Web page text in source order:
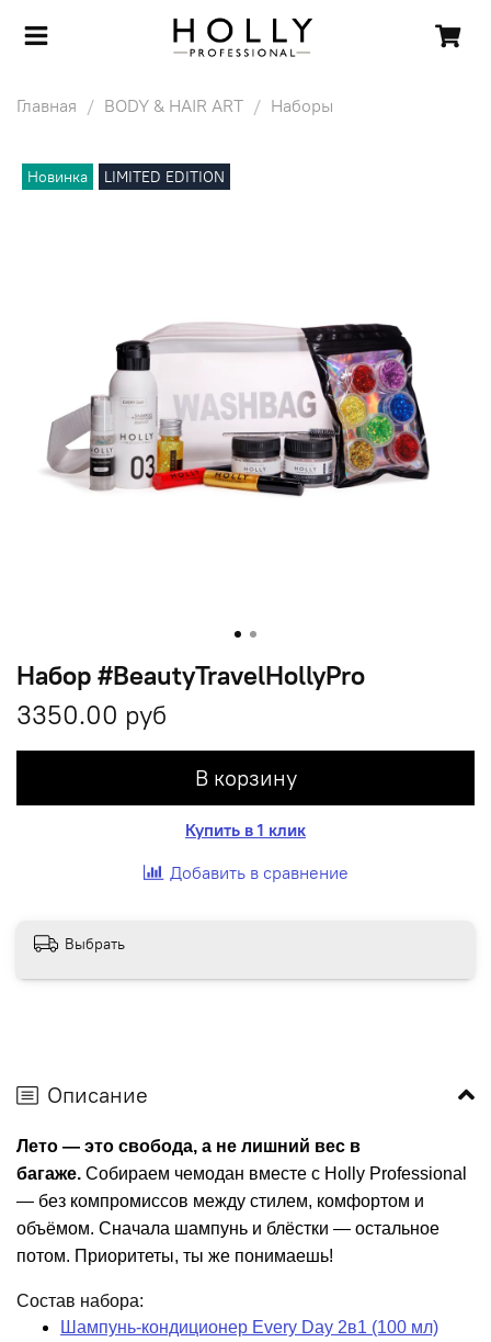
Главная BODY & HAIR ART Наборы
Новинка LIMITED EDITION
Набор #BeautyTravelHollyPro
3350.00 руб
В корзину
Купить в 1 клик
Добавить в сравнение
Выбрать
Описание
Лето — это свобода, а не лишний вес в
багаже. Собираем чемодан вместе с Holly Professional
— без компромиссов между стилем, комфортом и
объёмом. Сначала шампунь и блёстки — остальное
потом. Приоритеты, ты же понимаешь!
Состав набора:
Шампунь-кондиционер Every Day 2в1 (100 мл)